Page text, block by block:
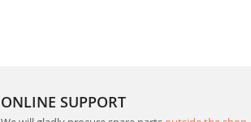
ONLINE SUPPORT